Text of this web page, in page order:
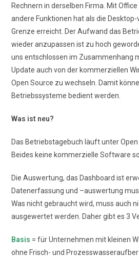
Rechnern in derselben Firma. Mit
andere Funktionen hat als die
Grenze erreicht. Der Aufwand das
wieder anzupassen ist zu hoch
uns entschlossen im Zusammenhang
Update auch von der kommerziellen
Open Source zu wechseln. Damit
Betriebssysteme bedient werden.
Was ist neu?
Das Betriebstagebuch läuft unter Open
Beides keine kommerzielle Software
Die Auswertung, das Dashboard ist
Datenerfassung und –auswertung
Was nicht gebraucht wird, muss auch
ausgewertet werden. Daher gibt es 3
Basis = für Unternehmen mit kleinen
ohne Frisch- und